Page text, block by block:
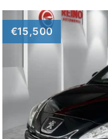
€15,500